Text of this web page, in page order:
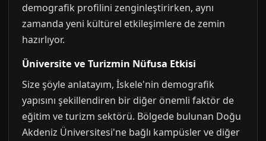
demografik profilini zenginleştirirken, aynı
zamanda yeni kültürel etkileşimlere de zemin
hazırlıyor.
Üniversite ve Turizmin Nüfusa Etkisi
Size şöyle anlatayım, İskele'nin demografik
yapısını şekillendiren bir diğer önemli faktör de
eğitim ve turizm sektörü. Bölgede bulunan Doğu
Akdeniz Üniversitesi'ne bağlı kampüsler ve diğer